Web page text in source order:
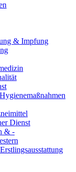
& Impfung
Dienst
& -